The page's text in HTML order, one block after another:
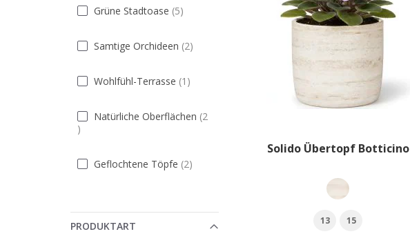
Grüne Stadtoase 5Artikel
Samtige Orchideen 2Artikel
Wohlfühl-Terrasse 1 Artikel
Natürliche Oberflächen 2
Artikel
Geflochtene Töpfe 2Artikel
PRODUKTART
Solido Übertopf Botticino
13 15